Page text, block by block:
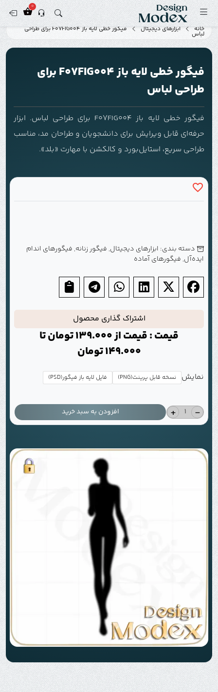
0
خانه ابزارهای دیجیتال فیگور خطی لایه باز F07FIG004 برای طراحی
لباس
فیگور خطی لایه باز F07FIG004 برای
طراحی لباس
فیگور خطی لایه باز F07FIG004 برای طراحی لباس. ابزار
حرفه‌ای قابل ویرایش برای دانشجویان و طراحان مد، مناسب
طراحی سریع، استایل‌بورد و کالکشن با مهارت «بلد».
دسته بندی: ابزارهای دیجیتال, فیگور زنانه, فیگورهای اندام
ایده‌آل, فیگورهای آماده
اشتراک گذاری محصول
قیمت : قیمت از139.000تومانتا
149.000تومان
نمایش نسخه قابل پرینت(PNG) فایل لایه باز فیگور(PSD)
-
+ افزودن به سبد خرید